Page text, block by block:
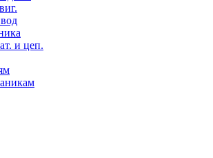
и цеп.